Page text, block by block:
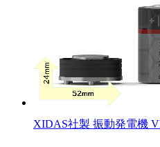
XIDAS社製 振動発電機